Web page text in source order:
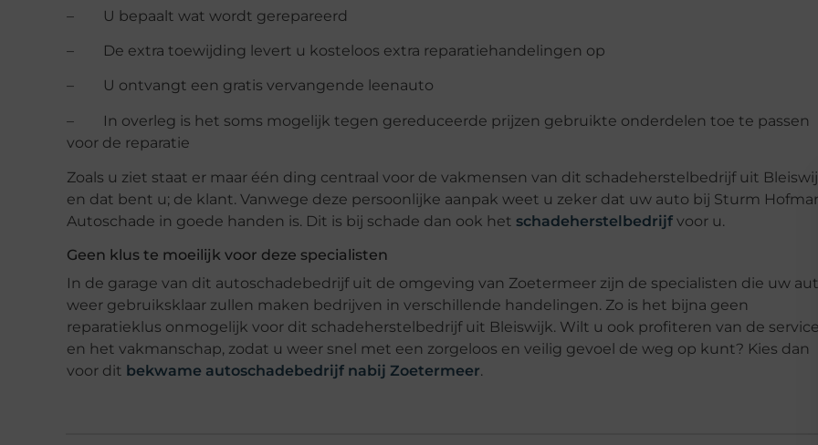
– U bepaalt wat wordt gerepareerd
– De extra toewijding levert u kosteloos extra reparatiehandelingen op
– U ontvangt een gratis vervangende leenauto
– In overleg is het soms mogelijk tegen gereduceerde prijzen gebruikte onderdelen toe te passen
voor de reparatie
Zoals u ziet staat er maar één ding centraal voor de vakmensen van dit schadeherstelbedrijf uit
en dat bent u; de klant. Vanwege deze persoonlijke aanpak weet u zeker dat uw auto bij Sturm
Autoschade in goede handen is. Dit is bij schade dan ook het schadeherstelbedrijf voor u.
Geen klus te moeilijk voor deze specialisten
In de garage van dit autoschadebedrijf uit de omgeving van Zoetermeer zijn de specialisten die uw
weer gebruiksklaar zullen maken bedrijven in verschillende handelingen. Zo is het bijna geen
reparatieklus onmogelijk voor dit schadeherstelbedrijf uit Bleiswijk. Wilt u ook profiteren van de
en het vakmanschap, zodat u weer snel met een zorgeloos en veilig gevoel de weg op kunt? Kies dan
voor dit bekwame autoschadebedrijf nabij Zoetermeer.